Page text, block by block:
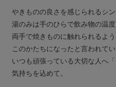
やきものの良さを感じられるシン
湯のみは手のひらで飲み物の温
両手で焼きものに触れられるよ
このかたちになったと言われてい
いつも頑張っている大切な人へ
気持ちを込めて。